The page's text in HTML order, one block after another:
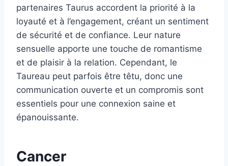
partenaires Taurus accordent la priorité à la
loyauté et à l’engagement, créant un sentiment
de sécurité et de confiance. Leur nature
sensuelle apporte une touche de romantisme
et de plaisir à la relation. Cependant, le
Taureau peut parfois être têtu, donc une
communication ouverte et un compromis sont
essentiels pour une connexion saine et
épanouissante.
Cancer